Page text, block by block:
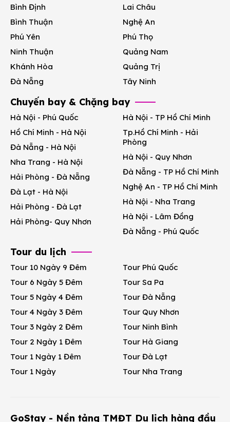
Bình Định
Bình Thuận
Phú Yên
Ninh Thuận
Khánh Hòa
Đà Nẵng
Lai Châu
Nghệ An
Phú Thọ
Quảng Nam
Quảng Trị
Tây Ninh
Chuyến bay & Chặng bay
Hà Nội - Phú Quốc
Hồ Chí Minh - Hà Nội
Đà Nẵng - Hà Nội
Nha Trang - Hà Nội
Hải Phòng - Đà Nẵng
Đà Lạt - Hà Nội
Hải Phòng - Đà Lạt
Hải Phòng- Quy Nhơn
Hà Nội - TP Hồ Chí Minh
Tp.Hồ Chí Minh - Hải
Phòng
Hà Nội - Quy Nhơn
Đà Nẵng - TP Hồ Chí Minh
Nghệ An - TP Hồ Chí Minh
Hà Nội - Nha Trang
Hà Nội - Lâm Đồng
Đà Nẵng - Phú Quốc
Tour du lịch
Tour 10 Ngày 9 Đêm
Tour 6 Ngày 5 Đêm
Tour 5 Ngày 4 Đêm
Tour 4 Ngày 3 Đêm
Tour 3 Ngày 2 Đêm
Tour 2 Ngày 1 Đêm
Tour 1 Ngày 1 Đêm
Tour 1 Ngày
Tour Phú Quốc
Tour Sa Pa
Tour Đà Nẵng
Tour Quy Nhơn
Tour Ninh Bình
Tour Hà Giang
Tour Đà Lạt
Tour Nha Trang
GoStay - Nền tảng TMĐT Du lịch hàng đầu